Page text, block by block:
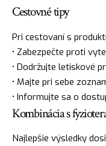
Cestovné tipy
Pri cestovaní s
• Zabezpečte proti
• Dodržujte letiskové
• Majte pri sebe
• Informujte sa o
Kombinácia s
Najlepšie výsledky